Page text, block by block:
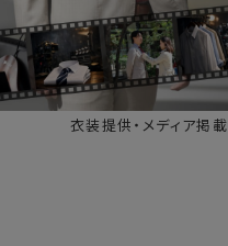
衣装提供・メディア掲載